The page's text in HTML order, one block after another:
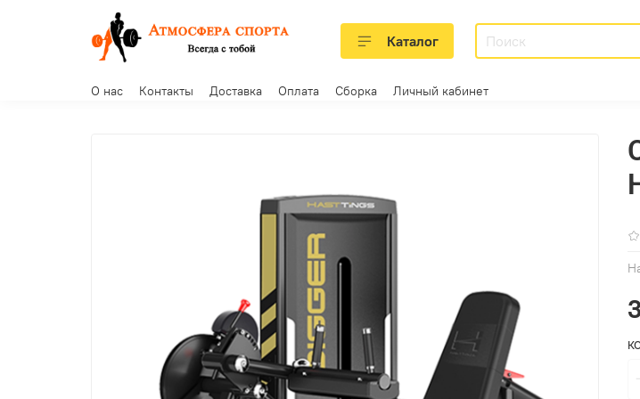
Каталог
О нас Контакты Доставка Оплата Сборка Личный кабинет